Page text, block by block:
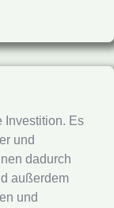
Investition. Es
und
dadurch
außerdem
und